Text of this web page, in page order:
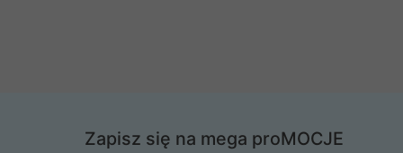
Zapisz się na mega proMOCJE